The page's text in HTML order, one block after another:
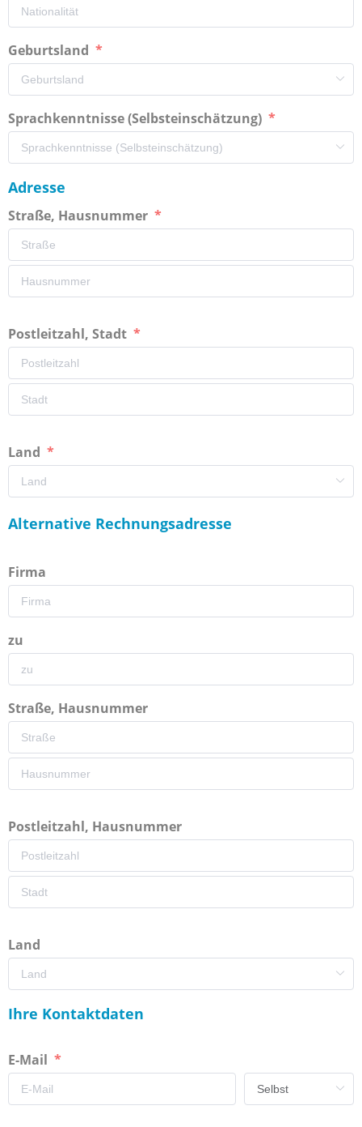
Geburtsland
Sprachkenntnisse (Selbsteinschätzung)
Adresse
Straße, Hausnummer
Postleitzahl, Stadt
Land
Alternative Rechnungsadresse
Firma
zu
Straße, Hausnummer
Postleitzahl, Hausnummer
Land
Ihre Kontaktdaten
E-Mail